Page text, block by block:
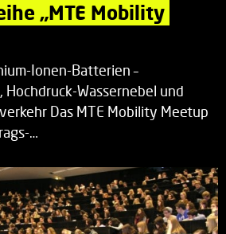
„MTE Mobility
Ionen-Batterien –
Hochdruck-Wassernebel und
Das MTE Mobility Meetup
…